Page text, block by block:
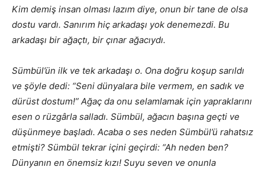
Kim demiş insan olması lazım diye, onun bir tane de olsa
dostu vardı. Sanırım hiç arkadaşı yok denemezdi. Bu
arkadaşı bir ağaçtı, bir çınar ağacıydı.
Sümbül’ün ilk ve tek arkadaşı o. Ona doğru koşup sarıldı
ve şöyle dedi: “Seni dünyalara bile vermem, en sadık ve
dürüst dostum!” Ağaç da onu selamlamak için yapraklarını
esen o rüzgârla salladı. Sümbül, ağacın başına geçti ve
düşünmeye başladı. Acaba o ses neden Sümbül’ü rahatsız
etmişti? Sümbül tekrar içini geçirdi: “Ah neden ben?
Dünyanın en önemsiz kızı! Suyu seven ve onunla